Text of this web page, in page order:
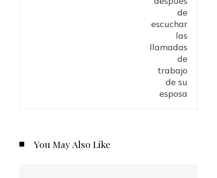
You May Also Like